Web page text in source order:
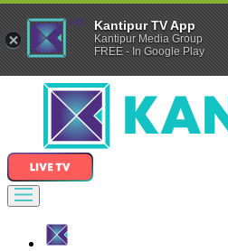
Kantipur TV App
Kantipur Media Group
FREE - In Google Play